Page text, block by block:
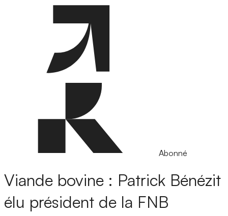
Abonné
Viande bovine : Patrick Bénézit
élu président de la FNB